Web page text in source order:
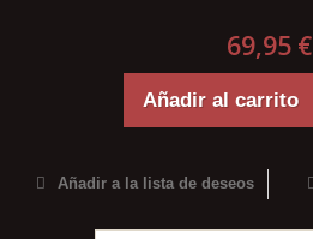
69,95 €
Añadir al carrito
Añadir a la lista de deseos